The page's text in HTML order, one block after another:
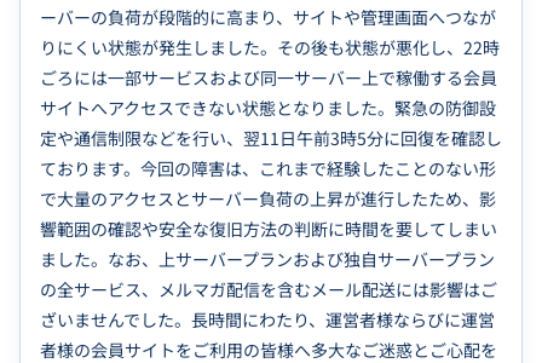
ーバーの負荷が段階的に高まり、サイトや管理画面へつなが
りにくい状態が発生しました。その後も状態が悪化し、22時
ごろには一部サービスおよび同一サーバー上で稼働する会員
サイトへアクセスできない状態となりました。緊急の防御設
定や通信制限などを行い、翌11日午前3時5分に回復を確認し
ております。今回の障害は、これまで経験したことのない形
で大量のアクセスとサーバー負荷の上昇が進行したため、影
響範囲の確認や安全な復旧方法の判断に時間を要してしまい
ました。なお、上サーバープランおよび独自サーバープラン
の全サービス、メルマガ配信を含むメール配送には影響はご
ざいませんでした。長時間にわたり、運営者様ならびに運営
者様の会員サイトをご利用の皆様へ多大なご迷惑とご心配を